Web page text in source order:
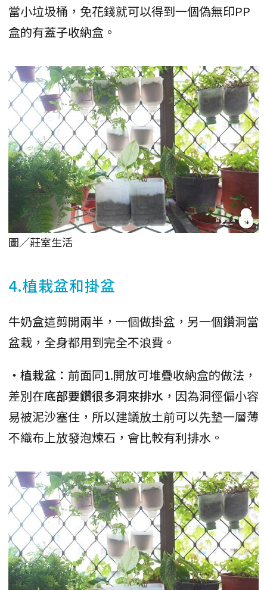
當小垃圾桶，免花錢就可以得到一個偽無印PP
盒的有蓋子收納盒。
圖／莊室生活
4.植栽盆和掛盆
牛奶盒這剪開兩半，一個做掛盆，另一個鑽洞當
盆栽，全身都用到完全不浪費。
・植栽盆： 前面同1.開放可堆疊收納盒的做法，
差別在底部要鑽很多洞來排水 ，因為洞徑偏小容
易被泥沙塞住，所以建議放土前可以先墊一層薄
不織布上放發泡煉石，會比較有利排水。